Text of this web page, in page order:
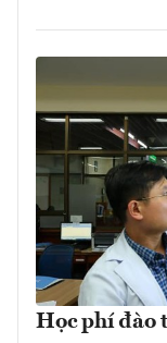
Học phí đào